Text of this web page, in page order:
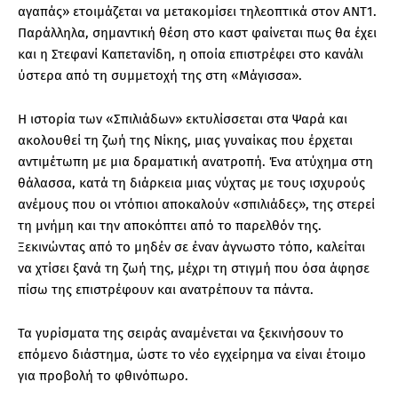
αγαπάς» ετοιμάζεται να μετακομίσει τηλεοπτικά στον ΑΝΤ1.
Παράλληλα, σημαντική θέση στο καστ φαίνεται πως θα έχει
και η Στεφανί Καπετανίδη, η οποία επιστρέφει στο κανάλι
ύστερα από τη συμμετοχή της στη «Μάγισσα».
Η ιστορία των «Σπιλιάδων» εκτυλίσσεται στα Ψαρά και
ακολουθεί τη ζωή της Νίκης, μιας γυναίκας που έρχεται
αντιμέτωπη με μια δραματική ανατροπή. Ένα ατύχημα στη
θάλασσα, κατά τη διάρκεια μιας νύχτας με τους ισχυρούς
ανέμους που οι ντόπιοι αποκαλούν «σπιλιάδες», της στερεί
τη μνήμη και την αποκόπτει από το παρελθόν της.
Ξεκινώντας από το μηδέν σε έναν άγνωστο τόπο, καλείται
να χτίσει ξανά τη ζωή της, μέχρι τη στιγμή που όσα άφησε
πίσω της επιστρέφουν και ανατρέπουν τα πάντα.
Τα γυρίσματα της σειράς αναμένεται να ξεκινήσουν το
επόμενο διάστημα, ώστε το νέο εγχείρημα να είναι έτοιμο
για προβολή το φθινόπωρο.